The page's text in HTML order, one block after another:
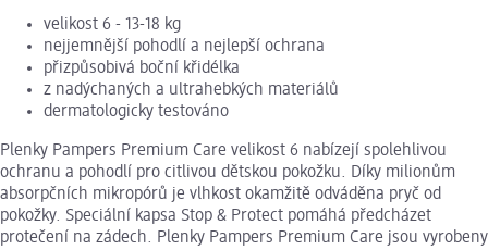
velikost 6 - 13-18 kg
nejjemnější pohodlí a nejlepší ochrana
přizpůsobivá boční křidélka
z nadýchaných a ultrahebkých materiálů
dermatologicky testováno
Plenky Pampers Premium Care velikost 6 nabízejí spolehlivou
ochranu a pohodlí pro citlivou dětskou pokožku. Díky milionům
absorpčních mikropórů je vlhkost okamžitě odváděna pryč od
pokožky. Speciální kapsa Stop & Protect pomáhá předcházet
protečení na zádech. Plenky Pampers Premium Care jsou vyrobeny